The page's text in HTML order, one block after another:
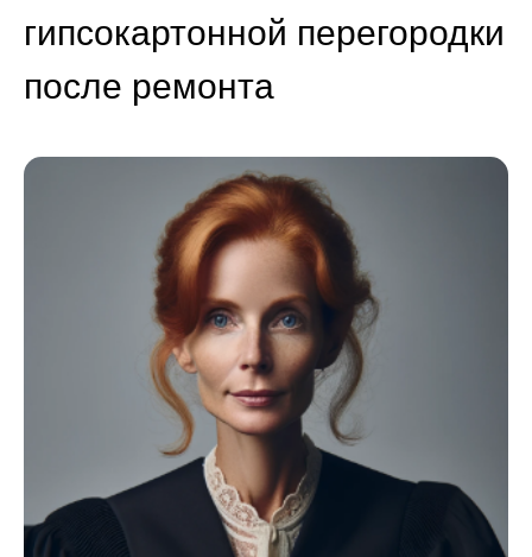
гипсокартонной перегородки
после ремонта